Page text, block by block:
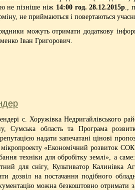
не пізніше ніж 14:00 год. 28.12.2015р .,
не приймаються і повертаються
можуть отримати додаткову
Іван Григорович.
с. Хоружівка Недригайлівського
Сумська область та Програма
надати запечатані цінові
«Економічний розвиток СОК
техніки для обробітку землі», а
для снігу, Культиватор
дозвіл на постачання подібного
можна безкоштовно отримати